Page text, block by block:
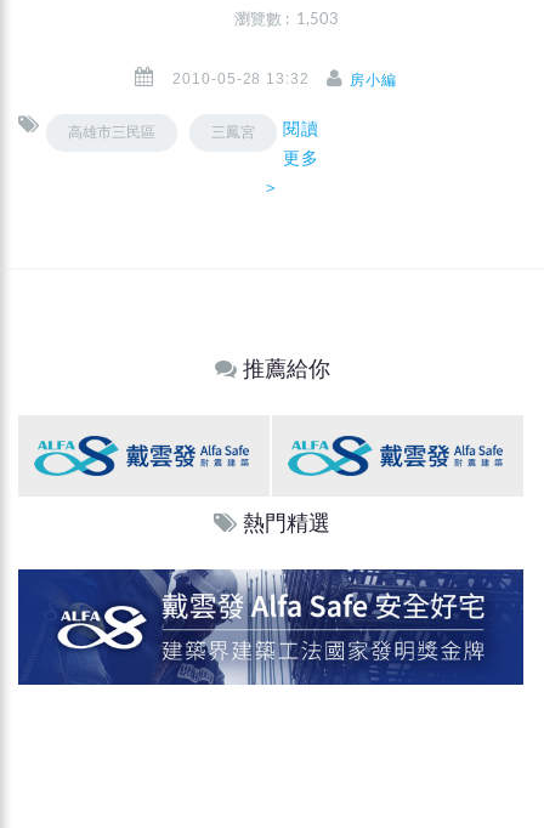
瀏覽數 : 1,503
2010-05-28 13:32 房小編
高雄市三民區 三鳳宮
閱讀
更多
＞
推薦給你
熱門精選